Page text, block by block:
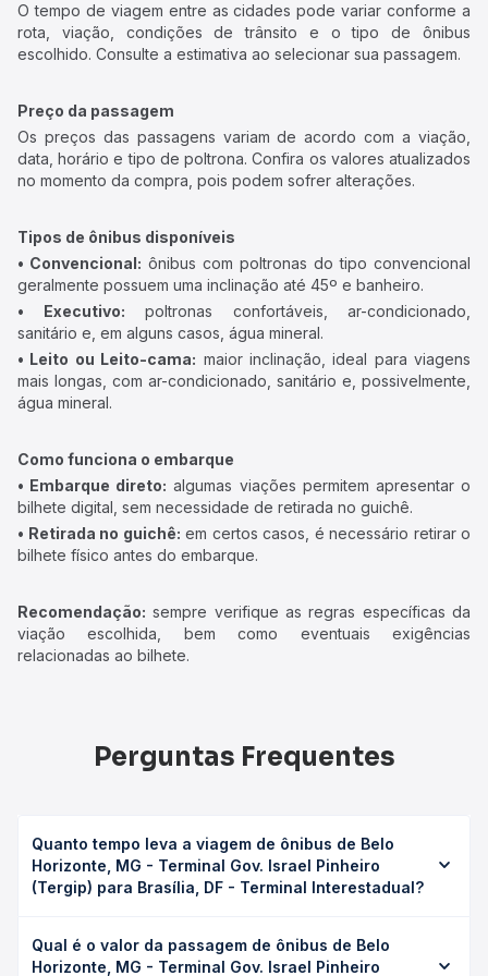
O tempo de viagem entre as cidades pode variar conforme a
rota, viação, condições de trânsito e o tipo de ônibus
escolhido. Consulte a estimativa ao selecionar sua passagem.
Preço da passagem
Os preços das passagens variam de acordo com a viação,
data, horário e tipo de poltrona. Confira os valores atualizados
no momento da compra, pois podem sofrer alterações.
Tipos de ônibus disponíveis
• Convencional: ônibus com poltronas do tipo convencional
geralmente possuem uma inclinação até 45º e banheiro.
• Executivo: poltronas confortáveis, ar-condicionado,
sanitário e, em alguns casos, água mineral.
• Leito ou Leito-cama: maior inclinação, ideal para viagens
mais longas, com ar-condicionado, sanitário e, possivelmente,
água mineral.
Como funciona o embarque
• Embarque direto: algumas viações permitem apresentar o
bilhete digital, sem necessidade de retirada no guichê.
• Retirada no guichê: em certos casos, é necessário retirar o
bilhete físico antes do embarque.
Recomendação: sempre verifique as regras específicas da
viação escolhida, bem como eventuais exigências
relacionadas ao bilhete.
Perguntas Frequentes
Quanto tempo leva a viagem de ônibus de Belo
Horizonte, MG - Terminal Gov. Israel Pinheiro
(Tergip) para Brasília, DF - Terminal Interestadual?
Israel Pinheiro (Tergip) para Brasília, DF - Terminal
Interestadual leva em média 12h 5min, podendo variar
Qual é o valor da passagem de ônibus de Belo
Horizonte, MG - Terminal Gov. Israel Pinheiro